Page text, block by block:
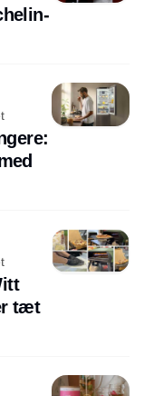
tæt